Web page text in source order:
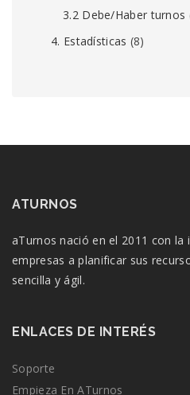
3.2 Debe/Haber turnos
4. Estadísticas (8)
ATURNOS
aTurnos nació en el 2011 con la
empresas a planificar sus
sencilla y ágil.
ENLACES DE INTERÉS
Soporte
Empieza En ATurnos